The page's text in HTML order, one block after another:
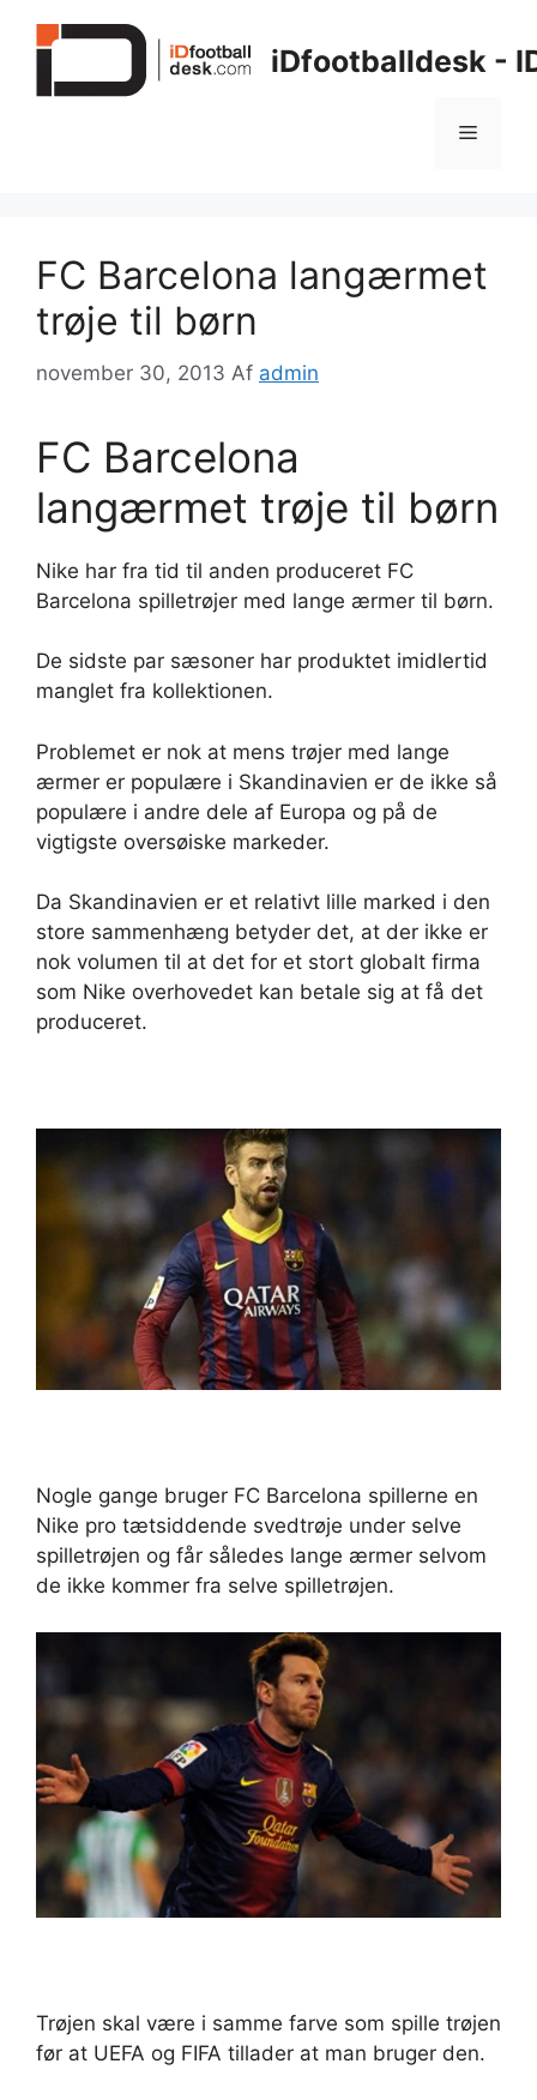
iDfootballdesk -
Menu
FC Barcelona langærmet
trøje til børn
november 30, 2013 Af admin
FC Barcelona
langærmet trøje til børn
Nike har fra tid til anden produceret FC
Barcelona spilletrøjer med lange ærmer til børn.
De sidste par sæsoner har produktet imidlertid
manglet fra kollektionen.
Problemet er nok at mens trøjer med lange
ærmer er populære i Skandinavien er de ikke så
populære i andre dele af Europa og på de
vigtigste oversøiske markeder.
Da Skandinavien er et relativt lille marked i den
store sammenhæng betyder det, at der ikke er
nok volumen til at det for et stort globalt firma
som Nike overhovedet kan betale sig at få det
produceret.
Nogle gange bruger FC Barcelona spillerne en
Nike pro tætsiddende svedtrøje under selve
spilletrøjen og får således lange ærmer selvom
de ikke kommer fra selve spilletrøjen.
Trøjen skal være i samme farve som spille trøjen
før at UEFA og FIFA tillader at man bruger den.